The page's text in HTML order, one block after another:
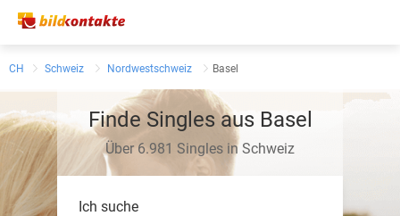
CH Schweiz Nordwestschweiz Basel
Finde Singles aus Basel
Über 6.981 Singles in Schweiz
Ich suche